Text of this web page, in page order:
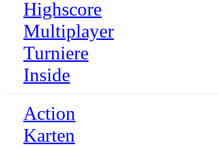
Highscore
Multiplayer
Turniere
Inside
Action
Karten